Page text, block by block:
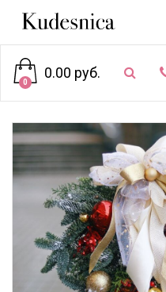
0
0.00 руб.